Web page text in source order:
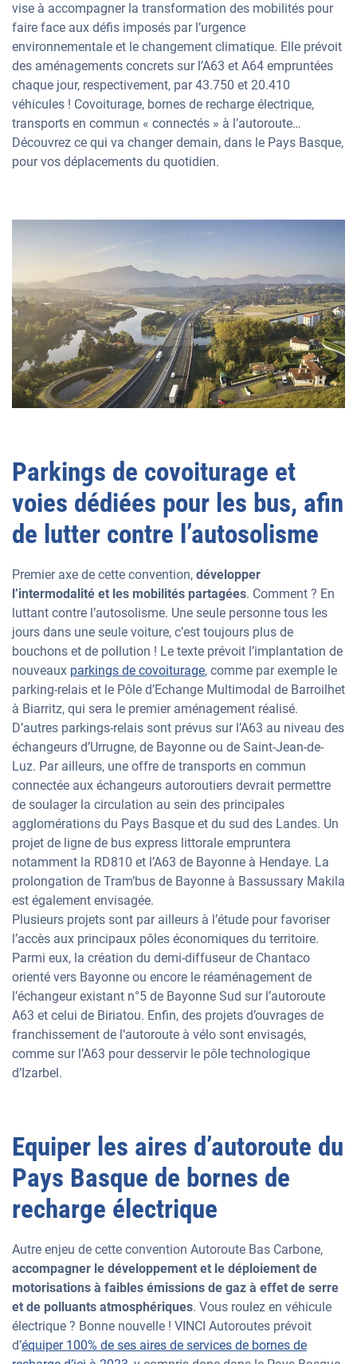
vise à accompagner la transformation des mobilités pour
faire face aux défis imposés par l’urgence
environnementale et le changement climatique. Elle prévoit
des aménagements concrets sur l’A63 et A64 empruntées
chaque jour, respectivement, par 43.750 et 20.410
véhicules ! Covoiturage, bornes de recharge électrique,
transports en commun « connectés » à l’autoroute…
Découvrez ce qui va changer demain, dans le Pays Basque,
pour vos déplacements du quotidien.
Parkings de covoiturage et
voies dédiées pour les bus, afin
de lutter contre l’autosolisme
Premier axe de cette convention, développer
l’intermodalité et les mobilités partagées. Comment ? En
luttant contre l’autosolisme. Une seule personne tous les
jours dans une seule voiture, c’est toujours plus de
bouchons et de pollution ! Le texte prévoit l’implantation de
nouveaux parkings de covoiturage, comme par exemple le
parking-relais et le Pôle d’Echange Multimodal de Barroilhet
à Biarritz, qui sera le premier aménagement réalisé.
D’autres parkings-relais sont prévus sur l’A63 au niveau des
échangeurs d’Urrugne, de Bayonne ou de Saint-Jean-de-
Luz. Par ailleurs, une offre de transports en commun
connectée aux échangeurs autoroutiers devrait permettre
de soulager la circulation au sein des principales
agglomérations du Pays Basque et du sud des Landes. Un
projet de ligne de bus express littorale empruntera
notamment la RD810 et l’A63 de Bayonne à Hendaye. La
prolongation de Tram’bus de Bayonne à Bassussary Makila
est également envisagée.
Plusieurs projets sont par ailleurs à l’étude pour favoriser
l’accès aux principaux pôles économiques du territoire.
Parmi eux, la création du demi-diffuseur de Chantaco
orienté vers Bayonne ou encore le réaménagement de
l’échangeur existant n°5 de Bayonne Sud sur l’autoroute
A63 et celui de Biriatou. Enfin, des projets d’ouvrages de
franchissement de l’autoroute à vélo sont envisagés,
comme sur l’A63 pour desservir le pôle technologique
d’Izarbel.
Equiper les aires d’autoroute du
Pays Basque de bornes de
recharge électrique
Autre enjeu de cette convention Autoroute Bas Carbone,
accompagner le développement et le déploiement de
motorisations à faibles émissions de gaz à effet de serre
et de polluants atmosphériques. Vous roulez en véhicule
électrique ? Bonne nouvelle ! VINCI Autoroutes prévoit
d’équiper 100% de ses aires de services de bornes de